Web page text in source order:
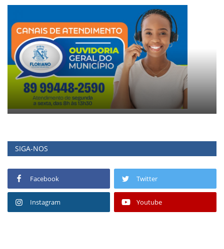
SIGA-NOS
Facebook Twitter
Instagram Youtube